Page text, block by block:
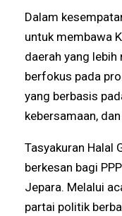
Dalam
untuk membawa
daerah yang
berfokus pada
yang berbasis
kebersamaan,
Tasyakuran Halal
berkesan bagi
Jepara. Melalui
partai politik